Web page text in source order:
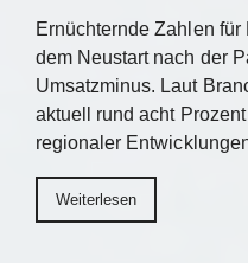
Ernüchternde Zahlen
dem Neustart nach der
Umsatzminus. Laut
aktuell rund acht
regionaler
Weiterlesen